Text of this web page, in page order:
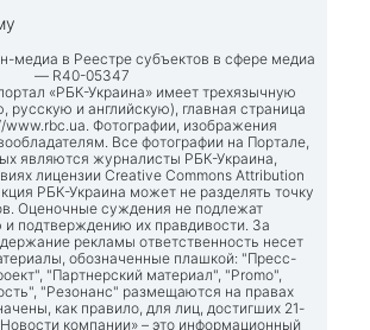
медиа в Реестре субъектов в сфере медиа
— R40-05347
«РБК-Украина» имеет трехязычную
русскую и английскую), главная страница
www.rbc.ua. Фотографии, изображения
Все фотографии на Портале,
являются журналисты РБК-Украина,
лицензии Creative Commons Attribution
РБК-Украина может не разделять точку
Оценочные суждения не подлежат
подтверждению их правдивости. За
рекламы ответственность несет
обозначенные плашкой: "Пресс-
"Партнерский материал", "Promo",
"Резонанс" размещаются на правах
как правило, для лиц, достигших 21-
компании» – это информационный